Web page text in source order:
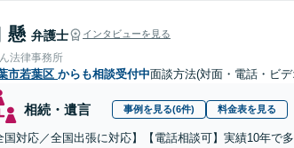
懸 弁護士 インタビューを見る
法律事務所
市若葉区 からも相談受付中面談方法(対面・電話・ビ
相続・遺言 事例を見る(6件) 料金表を見る
国対応／全国出張に対応】【電話相談可】実績10年